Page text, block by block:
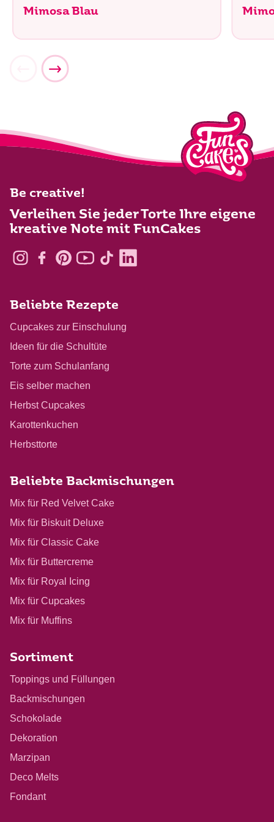
Mimosa Blau
Be creative!
Verleihen Sie jeder Torte Ihre eigene
kreative Note mit FunCakes
Beliebte Rezepte
Cupcakes zur Einschulung
Ideen für die Schultüte
Torte zum Schulanfang
Eis selber machen
Herbst Cupcakes
Karottenkuchen
Herbsttorte
Beliebte Backmischungen
Mix für Red Velvet Cake
Mix für Biskuit Deluxe
Mix für Classic Cake
Mix für Buttercreme
Mix für Royal Icing
Mix für Cupcakes
Mix für Muffins
Sortiment
Toppings und Füllungen
Backmischungen
Schokolade
Dekoration
Marzipan
Deco Melts
Fondant